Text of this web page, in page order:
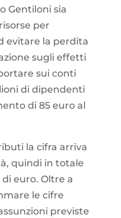
Gentiloni sia
per
evitare la perdita
sugli effetti
sui conti
di dipendenti
di 85 euro al
la cifra arriva
quindi in totale
euro. Oltre a
le cifre
previste